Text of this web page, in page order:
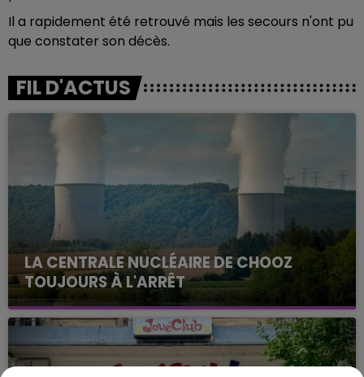
Il a rapidement été retrouvé mais les secours n'ont pu
que constater son décès.
FIL D'ACTUS
LA CENTRALE NUCLÉAIRE DE CHOOZ
TOUJOURS À L'ARRÊT
Cela fait déjà une semaine que la centrale
nucléaire ardennaise est à l'arrêt. Une situation
justifiée par la sécheresse intense qui est toujours
présente.